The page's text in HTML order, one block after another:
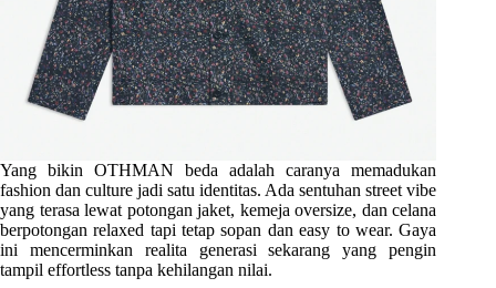
Yang bikin OTHMAN beda adalah caranya memadukan
fashion dan culture jadi satu identitas. Ada sentuhan street vibe
yang terasa lewat potongan jaket, kemeja oversize, dan celana
berpotongan relaxed tapi tetap sopan dan easy to wear. Gaya
ini mencerminkan realita generasi sekarang yang pengin
tampil effortless tanpa kehilangan nilai.